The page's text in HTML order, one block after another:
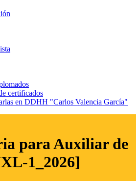
certificados
en DDHH "Carlos Valencia García"
para Auxiliar de
1_2026]